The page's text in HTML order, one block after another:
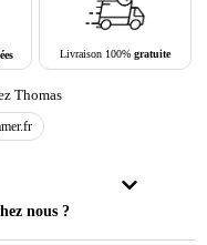
Livraison 100%gratuite
Thomas
nous ?